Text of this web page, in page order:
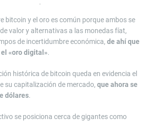
.
bitcoin y el oro es común porque ambos se
valor y alternativas a las monedas fíat,
de incertidumbre económica, de ahí que
«oro digital».
histórica de bitcoin queda en evidencia el
su capitalización de mercado, que ahora se
dólares.
se posiciona cerca de gigantes como